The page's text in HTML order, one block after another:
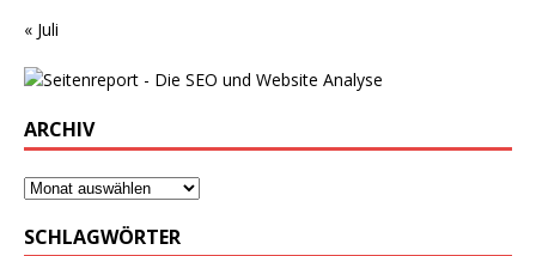
« Juli
ARCHIV
SCHLAGWÖRTER